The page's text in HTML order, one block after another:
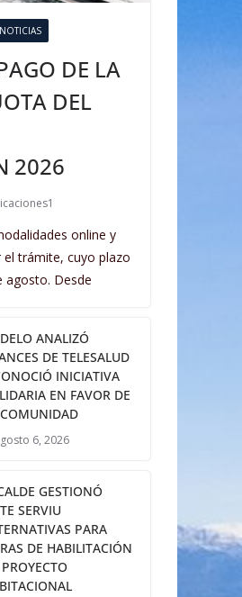
NOTICIAS
DE LA
DEL
2026
online y
el trámite, cuyo plazo
agosto. Desde
ANALIZÓ
DE TELESALUD
INICIATIVA
EN FAVOR DE
6, 2026
GESTIONÓ
SERVIU
PARA
DE HABILITACIÓN